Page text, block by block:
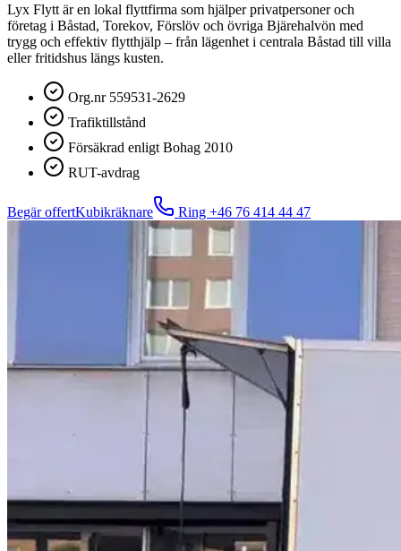
Lyx Flytt är en lokal flyttfirma som hjälper privatpersoner och
företag i Båstad, Torekov, Förslöv och övriga Bjärehalvön med
trygg och effektiv flytthjälp – från lägenhet i centrala Båstad till villa
eller fritidshus längs kusten.
Org.nr 559531-2629
Trafiktillstånd
Försäkrad enligt Bohag 2010
RUT-avdrag
Begär offertKubikräknare Ring +46 76 414 44 47